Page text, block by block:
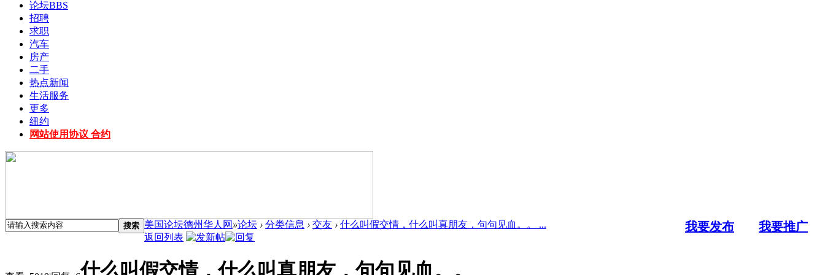
论坛BBS
招聘
求职
汽车
房产
二手
热点新闻
生活服务
更多
纽约
网站使用协议 合约
搜索 我要发布 我要推广
美国论坛德州华人网 »论坛 › 分类信息 › 交友 › 什么叫假交情，什么叫真朋友，句句见血。。 ...
返回列表
什么叫假交情，什么叫真朋友，句句见血。。